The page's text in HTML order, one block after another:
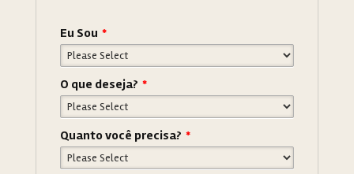
Eu Sou *
O que deseja? *
Quanto você precisa? *